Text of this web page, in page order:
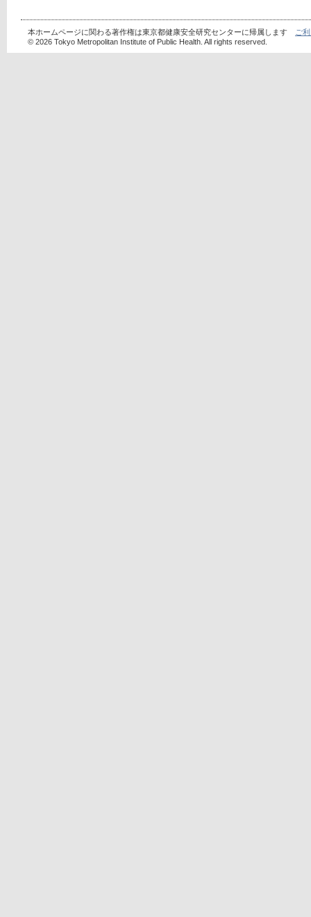
本ホームページに関わる著作権は東京都健康安全研究センターに帰属します
ご
© 2026 Tokyo Metropolitan Institute of Public Health. All rights reserved.